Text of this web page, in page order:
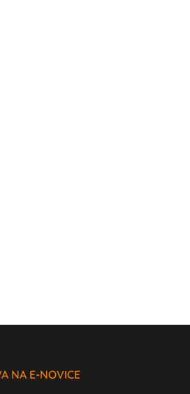
NA E-NOVICE